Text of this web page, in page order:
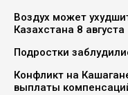
Воздух может
Казахстана 8 августа
Подростки
Конфликт на
выплаты